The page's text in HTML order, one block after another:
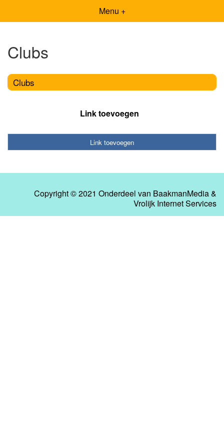
Menu +
Clubs
Clubs
Link toevoegen
Link toevoegen
Copyright © 2021 Onderdeel van BaakmanMedia&
Vrolijk Internet Services